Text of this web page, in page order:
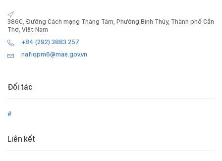
386C, Đường Cách mạng Tháng Tám, Phường Bình Thủy, Thành phố Cần
Thơ, Việt Nam
+84 (292) 3883 257
nafiqpm6@mae.gov.vn
Đối tác
#
Liên kết